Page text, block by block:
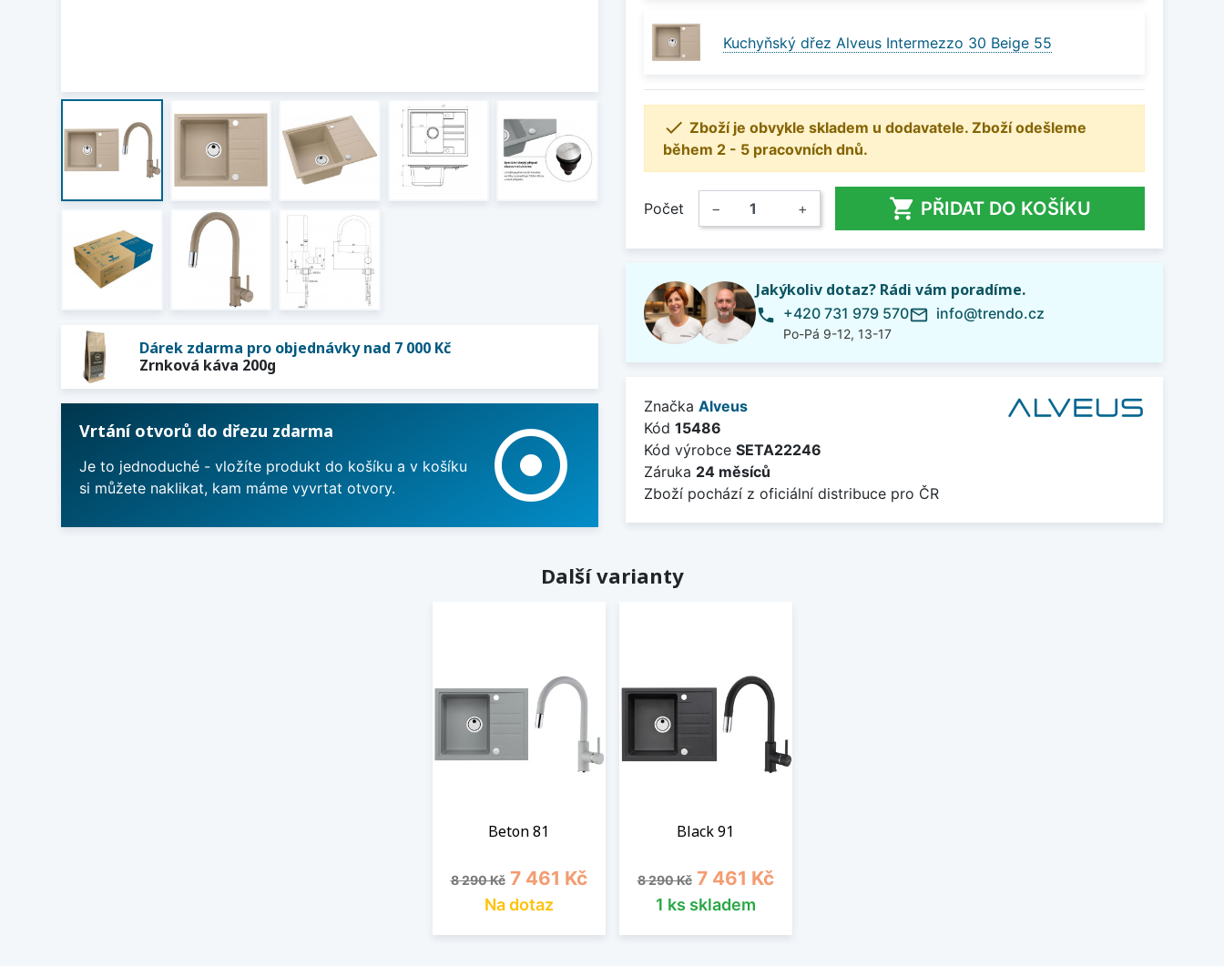
Dárek zdarma pro objednávky nad 7 000 Kč
Zrnková káva 200g
Vrtání otvorů do dřezu zdarma
Je to jednoduché - vložíte produkt do košíku a v košíku
si můžete naklikat, kam máme vyvrtat otvory.
adjust
Kuchyňský dřez Alveus Intermezzo 30 Beige 55
 Zboží je obvykle skladem u dodavatele. Zboží odešleme
během 2 - 5 pracovních dnů.
Počet − +  PŘIDAT DO KOŠÍKU
Jakýkoliv dotaz? Rádi vám poradíme.
phone +420 731 979 570
Po-Pá 9-12, 13-17
mail_outline info@trendo.cz
Značka Alveus
Kód 15486
Kód výrobce SETA22246
Záruka 24 měsíců
Zboží pochází z oficiální distribuce pro ČR
Další varianty
Beton 81
Běžná cena
8 290 Kč Cena
7 461 Kč
Na dotaz
Black 91
Běžná cena
8 290 Kč Cena
7 461 Kč
1 ks skladem